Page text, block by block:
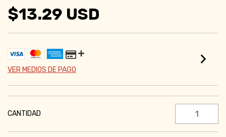
$13.29 USD
VER MEDIOS DE PAGO
CANTIDAD